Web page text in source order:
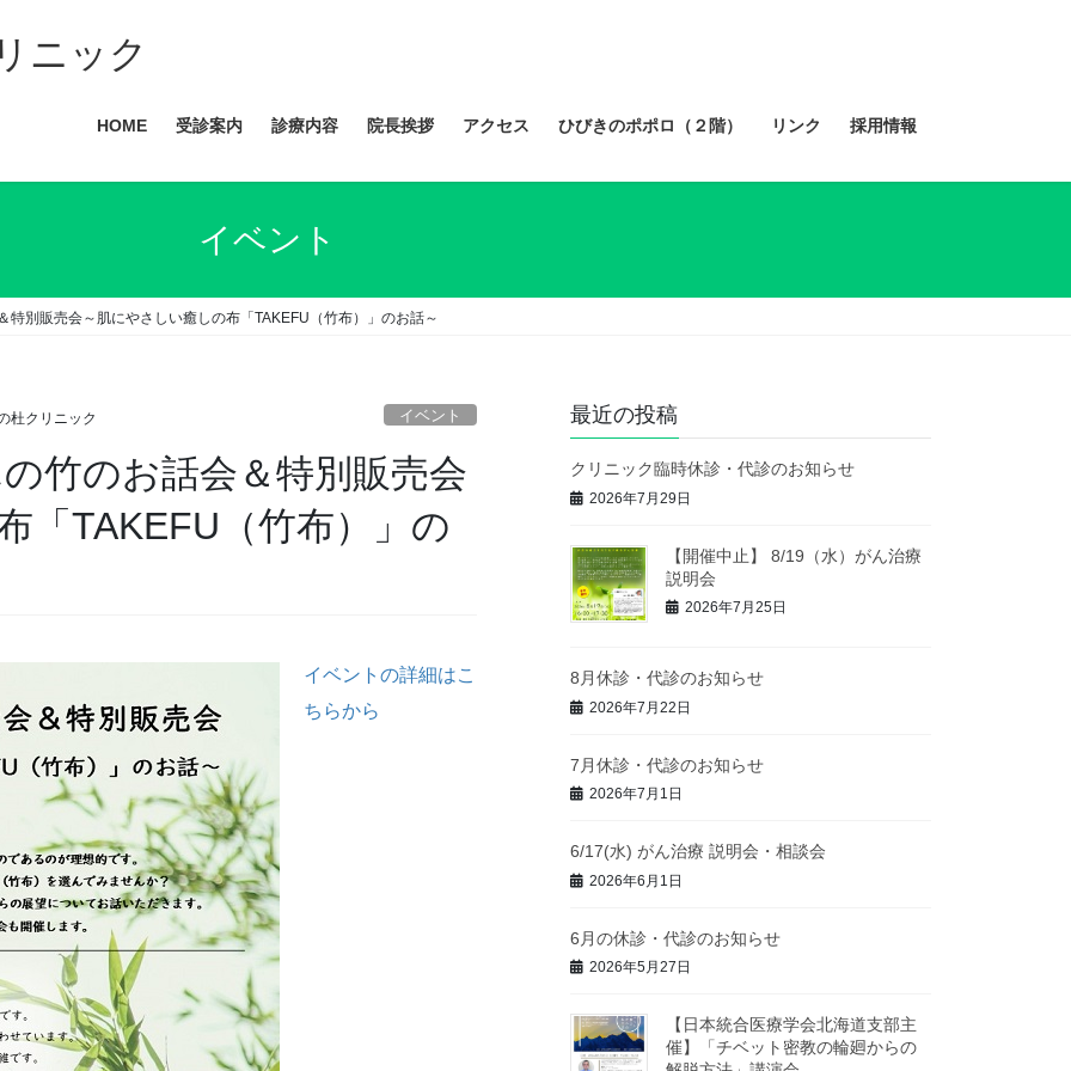
ニック
HOME 受診案内 診療内容 院長挨拶 アクセス ひびきのポポロ（２階） リンク 採用情報
イベント
特別販売会～肌にやさしい癒しの布「TAKEFU（竹布）」のお話～
杜クリニック イベント
竹のお話会＆特別販売会
「TAKEFU（竹布）」の
イベントの詳細はこ
ちらから
最近の投稿
クリニック臨時休診・代診のお知らせ
2026年7月29日
【開催中止】 8/19（水）がん治療
説明会
2026年7月25日
8月休診・代診のお知らせ
2026年7月22日
7月休診・代診のお知らせ
2026年7月1日
6/17(水) がん治療 説明会・相談会
2026年6月1日
6月の休診・代診のお知らせ
2026年5月27日
【日本統合医療学会北海道支部主
催】「チベット密教の輪廻からの